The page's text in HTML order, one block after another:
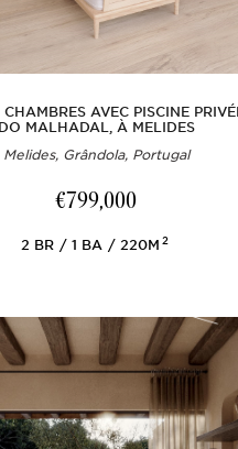
AVEC PISCINE
DO MALHADAL, À MELIDES
Melides, Grândola, Portugal
€799,000
2 BR 1 BA 220M2